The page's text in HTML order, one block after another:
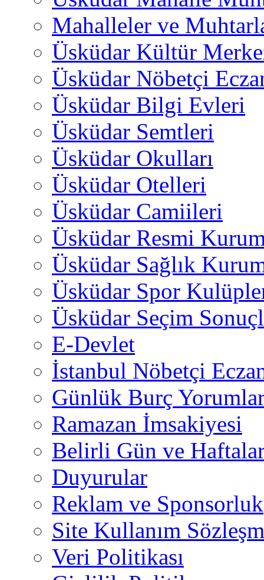
Mahalleler ve
Üsküdar Kültür
Üsküdar Nöbetçi
Üsküdar Bilgi Evleri
Üsküdar Semtleri
Üsküdar Okulları
Üsküdar Otelleri
Üsküdar Camiileri
Üsküdar Resmi
Üsküdar Sağlık
Üsküdar Spor
Üsküdar Seçim
E-Devlet
İstanbul Nöbetçi
Günlük Burç
Ramazan İmsakiyesi
Belirli Gün ve
Duyurular
Reklam ve Sponsorluk
Site Kullanım
Veri Politikası